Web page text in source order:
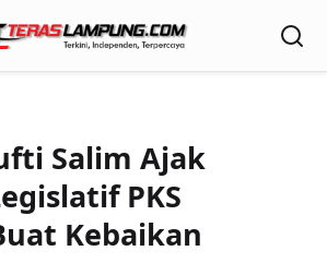
Salim Ajak
PKS
Kebaikan